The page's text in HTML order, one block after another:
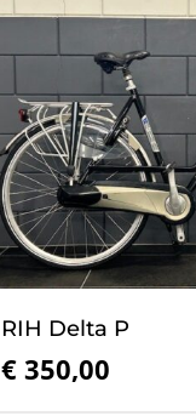
RIH Delta P
€ 350,00